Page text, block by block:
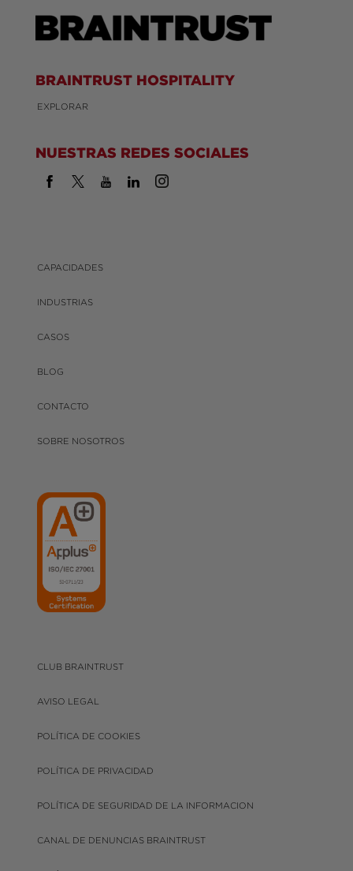
BRAINTRUST HOSPITALITY
EXPLORAR
NUESTRAS REDES SOCIALES
CAPACIDADES
INDUSTRIAS
CASOS
BLOG
CONTACTO
SOBRE NOSOTROS
CLUB BRAINTRUST
AVISO LEGAL
POLÍTICA DE COOKIES
POLÍTICA DE PRIVACIDAD
POLÍTICA DE SEGURIDAD DE LA INFORMACION
CANAL DE DENUNCIAS BRAINTRUST